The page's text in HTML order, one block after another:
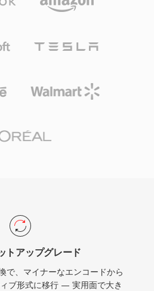
トアップグレード
で、マイナーなエンコードから
ブ形式に移行 — 実用面で大き